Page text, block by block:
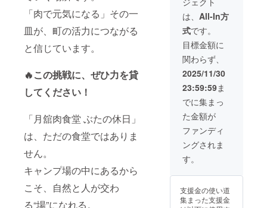
「肉で元気になる」その一
皿が、町の活力につながる
と信じています。
🔥この挑戦に、ぜひ力を貸
してください！
「月舘肉食堂 ぶたの休日」
は、ただの食堂ではありま
せん。
キャンプ場の中にあるから
こそ、自然と人が交わ
る“場”になれる。
ンプ、
大好き
です」
•「また
家族で
来ま
す！」
ワン
ちゃん
連れ向
け •「う
ちの子
もお気
に入り
の場
所」
ここが
一
ププラ
ンで
す。
なたと
のつな
がりの
しるし
になり
ますよ
うに。
サイト
で、
連れで
も安心
・キャ
ンプ場
の奥に
位置
し、静
かで落
ち着い
た雰囲
気 ・2
組まで
一緒に
グルー
プキャ
ンプに
仲間と
のグ
ループ
利用も
大歓迎
です
（最大4
組まで
おすす
めポイ
ント ・
月舘
オート
キャン
プベー
AのVIP
サイト
専用宿
泊券 ・
ちそう
時間”を
応援し
てくだ
さる皆
さんへ
の感謝
の気持
ちで
す。 使
い方い
ろいろ
・ラン
チでも
ディ
ナーで
ンプ場
でのご
はんに
も使え
ンプ
ベース
SAKUR
Aを、ま
るごと
貸切で
きる特
別プラ
ンで
す。
VIPサイ
ト・
SAKUR
Aサイ
ト・RV
サイト
ご利用
けま
す。 オ
は、 All-In方
式です。
目標金額に
関わらず、
2025/11/30
23:59:59ま
でに集まっ
た金額が
ファンディ
ングされま
す。
支援金の使い道
集まった支援金